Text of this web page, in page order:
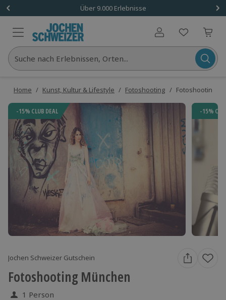
Über 9.000 Erlebnisse
Benutzerkonto
Suche nach Erlebnissen, Orten...
Home / Kunst, Kultur & Lifestyle / Fotoshooting / Fotoshooting
-15% CLUB DEAL -15%
Jochen Schweizer Gutschein
Fotoshooting München
1 Person